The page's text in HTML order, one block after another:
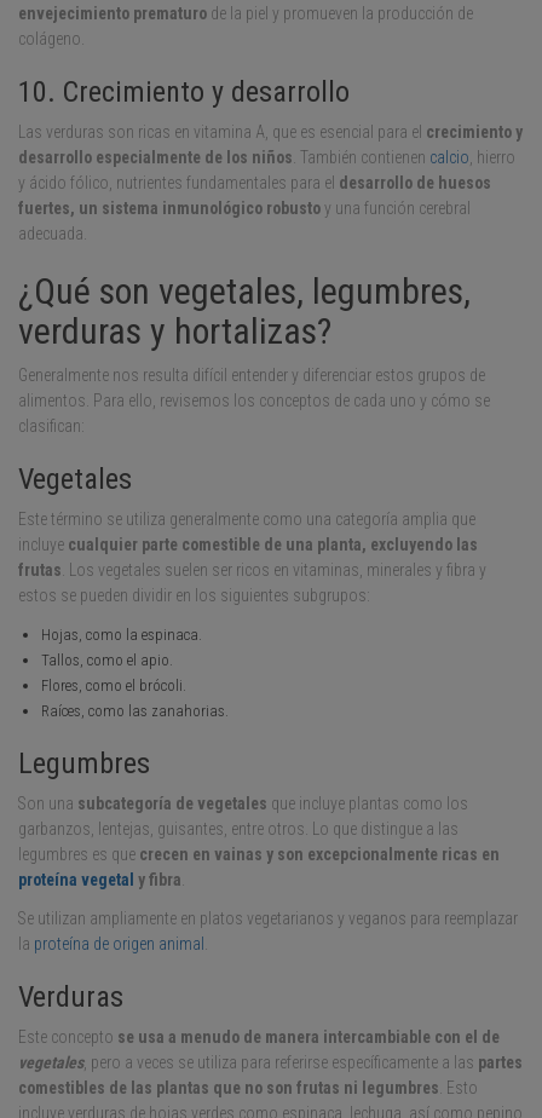
envejecimiento prematuro de la piel y promueven la producción de
colágeno.
10. Crecimiento y desarrollo
Las verduras son ricas en vitamina A, que es esencial para el crecimiento y
desarrollo especialmente de los niños . También contienen calcio , hierro
y ácido fólico, nutrientes fundamentales para el desarrollo de huesos
fuertes, un sistema inmunológico robustoy una función cerebral
adecuada.
¿Qué son vegetales, legumbres,
verduras y hortalizas?
Generalmente nos resulta difícil entender y diferenciar estos grupos de
alimentos. Para ello, revisemos los conceptos de cada uno y cómo se
clasifican:
Vegetales
Este término se utiliza generalmente como una categoría amplia que
incluye cualquier parte comestible de una planta, excluyendo las
frutas . Los vegetales suelen ser ricos en vitaminas, minerales y fibra y
estos se pueden dividir en los siguientes subgrupos:
Hojas, como la espinaca.
Tallos, como el apio.
Flores, como el brócoli.
Raíces, como las zanahorias.
Legumbres
Son una subcategoría de vegetales que incluye plantas como los
garbanzos, lentejas, guisantes, entre otros. Lo que distingue a las
legumbres es que crecen en vainas y son excepcionalmente ricas en
proteína vegetal y fibra
Se utilizan ampliamente en platos vegetarianos y veganos para reemplazar
la proteína de origen animal
Verduras
Este concepto se usa a menudo de manera intercambiable con el de
vegetales, pero a veces se utiliza para referirse específicamente a las partes
comestibles de las plantas que no son frutas ni legumbres . Esto
incluye verduras de hojas verdes como espinaca, lechuga, así como pepino